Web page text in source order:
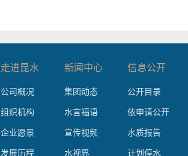
走进昆水
公司概况
组织机构
企业愿景
发展历程
新闻中心
集团动态
水言福语
宣传视频
水视界
信息公开
公开目录
依申请公开
水质报告
计划停水